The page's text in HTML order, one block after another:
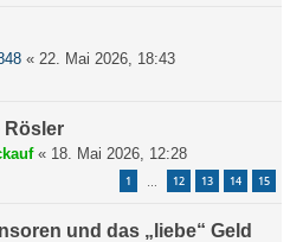
« 22. Mai 2026, 18:43
Rösler
« 18. Mai 2026, 12:28
1 12 13 14 15
und das „liebe“ Geld